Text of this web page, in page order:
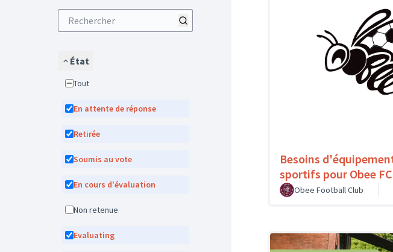
État
Tout
En attente de réponse
Retirée
Soumis au vote
En cours d'évaluation
Non retenue
Evaluating
Besoins
sportifs pour Obee FC
Obee Football Club